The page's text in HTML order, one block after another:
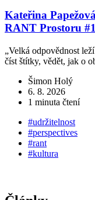
Kateřina
RANT Prostoru
„Velká odpovědnost
číst štítky, vědět, jak o
Šimon Holý
6. 8. 2026
1 minuta čtení
#udržitelnost
#perspectives
#rant
#kultura